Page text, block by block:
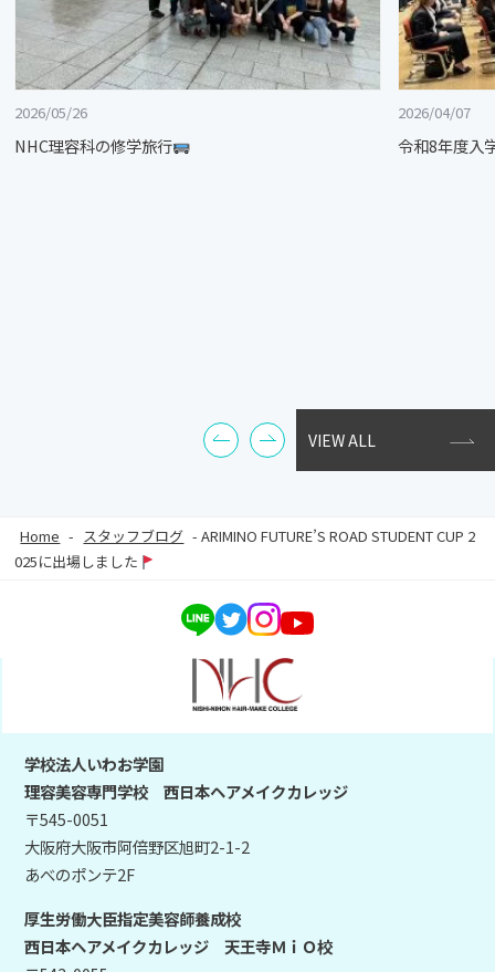
2026/05/26
NHC理容科の修学旅行
2026/04/07
令和8年度入
VIEW ALL
Home - スタッフブログ -ARIMINO FUTURE’S ROAD STUDENT CUP 2
025に出場しました
学校法人いわお学園
理容美容専門学校 西日本ヘアメイクカレッジ
〒545-0051
大阪府大阪市阿倍野区旭町2-1-2
あべのポンテ2F
厚生労働大臣指定美容師養成校
西日本ヘアメイクカレッジ 天王寺ＭｉＯ校